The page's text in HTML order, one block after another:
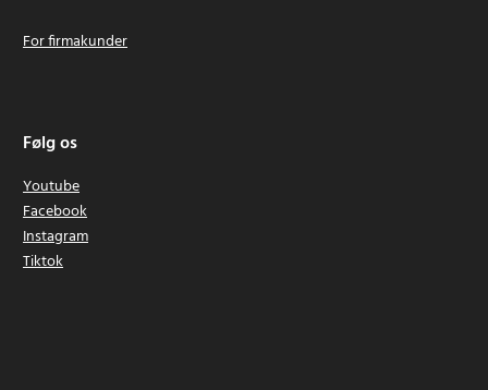
For firmakunder
Følg os
Youtube
Facebook
Instagram
Tiktok